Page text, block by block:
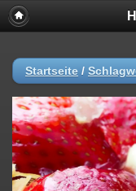
Startseite /